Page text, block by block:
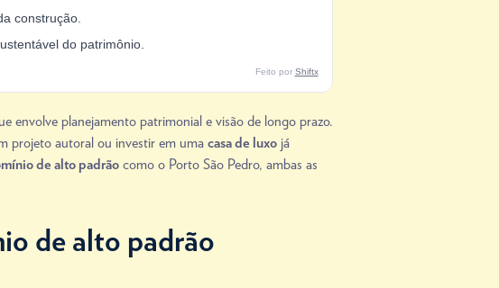
construção.
do patrimônio.
Feito por Shiftx
envolve planejamento patrimonial e visão de longo prazo.
projeto autoral ou investir em uma casa de luxojá
de alto padrãocomo o Porto São Pedro, ambas as
de alto padrão